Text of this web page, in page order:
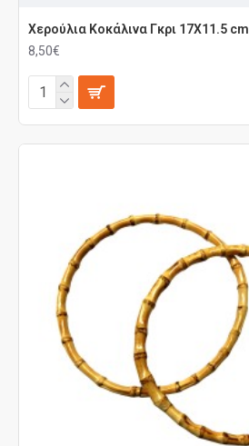
Χερούλια Κοκάλινα Γκρι 17Χ11.5 cm
8,50€